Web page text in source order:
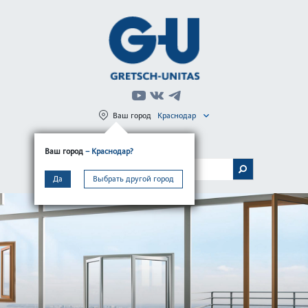
Ваш город – Краснодар?
Да Выбрать другой город
Ваш город Краснодар
МЕНЮ